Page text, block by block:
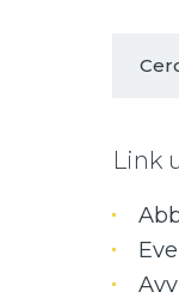
Link